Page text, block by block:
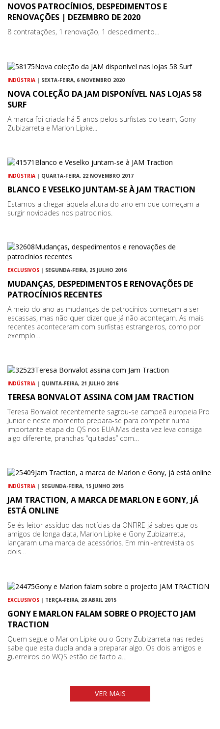
NOVOS PATROCÍNIOS, DESPEDIMENTOS E
RENOVAÇÕES | DEZEMBRO DE 2020
8 contratações, 1 renovação, 1 despedimento...
INDÚSTRIA | SEXTA-FEIRA, 6 NOVEMBRO 2020
NOVA COLEÇÃO DA JAM DISPONÍVEL NAS LOJAS 58
SURF
A marca foi criada há 5 anos pelos surfistas do team, Gony
Zubizarreta e Marlon Lipke...
INDÚSTRIA | QUARTA-FEIRA, 22 NOVEMBRO 2017
BLANCO E VESELKO JUNTAM-SE À JAM TRACTION
Estamos a chegar àquela altura do ano em que começam a
surgir novidades nos patrocinios.
EXCLUSIVOS | SEGUNDA-FEIRA, 25 JULHO 2016
MUDANÇAS, DESPEDIMENTOS E RENOVAÇÕES DE
PATROCÍNIOS RECENTES
A meio do ano as mudanças de patrocínios começam a ser
escassas, mas não quer dizer que já não aconteçam. As mais
recentes aconteceram com surfistas estrangeiros, como por
exemplo…
INDÚSTRIA | QUINTA-FEIRA, 21 JULHO 2016
TERESA BONVALOT ASSINA COM JAM TRACTION
Teresa Bonvalot recentemente sagrou-se campeã europeia Pro
Junior e neste momento prepara-se para competir numa
importante etapa do QS nos EUA.Mas desta vez leva consiga
algo diferente, pranchas “quitadas” com…
INDÚSTRIA | SEGUNDA-FEIRA, 15 JUNHO 2015
JAM TRACTION, A MARCA DE MARLON E GONY, JÁ
ESTÁ ONLINE
Se és leitor assíduo das notícias da ONFIRE já sabes que os
amigos de longa data, Marlon Lipke e Gony Zubizarreta,
lançaram uma marca de acessórios. Em mini-entrevista os
dois…
EXCLUSIVOS | TERÇA-FEIRA, 28 ABRIL 2015
GONY E MARLON FALAM SOBRE O PROJECTO JAM
TRACTION
Quem segue o Marlon Lipke ou o Gony Zubizarreta nas redes
sabe que esta dupla anda a preparar algo. Os dois amigos e
guerreiros do WQS estão de facto a…
VER MAIS